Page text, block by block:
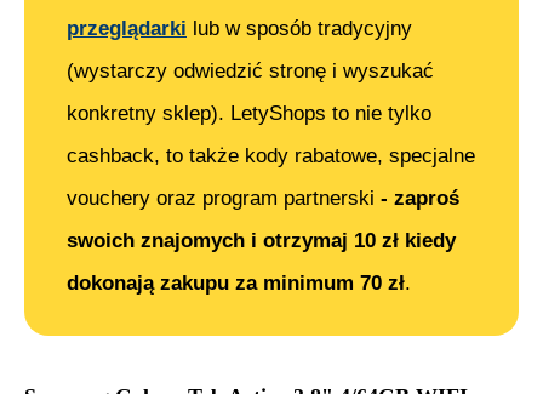
przeglądarki lub w sposób tradycyjny
(wystarczy odwiedzić stronę i wyszukać
konkretny sklep). LetyShops to nie tylko
cashback, to także kody rabatowe, specjalne
vouchery oraz program partnerski - zaproś
swoich znajomych i otrzymaj 10 zł kiedy
dokonają zakupu za minimum 70 zł.